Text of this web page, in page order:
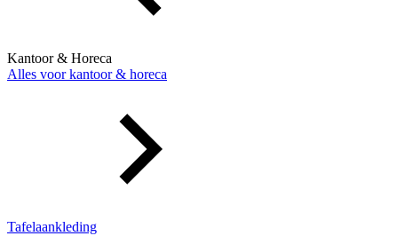
Kantoor & Horeca
Alles voor kantoor & horeca
Tafelaankleding